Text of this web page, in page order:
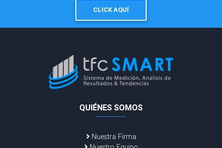
CLICK AQUÍ
QUIÉNES SOMOS
Nuestra Firma